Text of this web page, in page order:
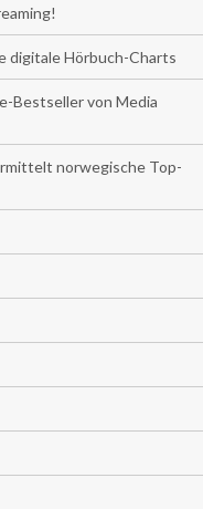
digitale Hörbuch-Charts
Bestseller von Media
norwegische Top-